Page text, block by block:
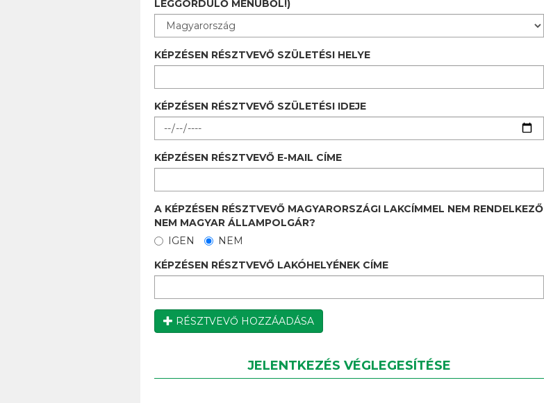
LEGGÖRDÜLŐ MENÜBŐL!)
KÉPZÉSEN RÉSZTVEVŐ SZÜLETÉSI HELYE
KÉPZÉSEN RÉSZTVEVŐ SZÜLETÉSI IDEJE
KÉPZÉSEN RÉSZTVEVŐ E-MAIL CÍME
A KÉPZÉSEN RÉSZTVEVŐ MAGYARORSZÁGI LAKCÍMMEL NEM RENDELKEZŐ
NEM MAGYAR ÁLLAMPOLGÁR?
IGEN
NEM
KÉPZÉSEN RÉSZTVEVŐ LAKÓHELYÉNEK CÍME
RÉSZTVEVŐ HOZZÁADÁSA
JELENTKEZÉS VÉGLEGESÍTÉSE